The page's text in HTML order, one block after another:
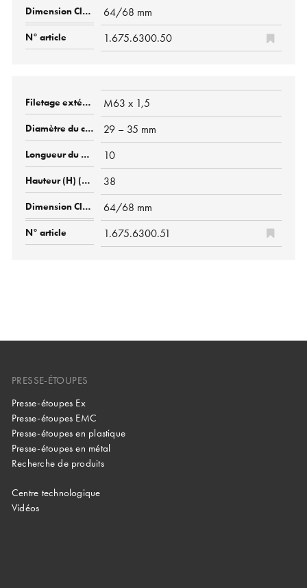
64/68 mm
1.675.6300.50
M63 x 1,5
29 – 35 mm
10
38
64/68 mm
1.675.6300.51
PRESSE-ÉTOUPES
Presse-étoupes Ex
Presse-étoupes EMC
Presse-étoupes en plastique
Presse-étoupes en métal
Recherche de produits
Centre technologique
Vidéos